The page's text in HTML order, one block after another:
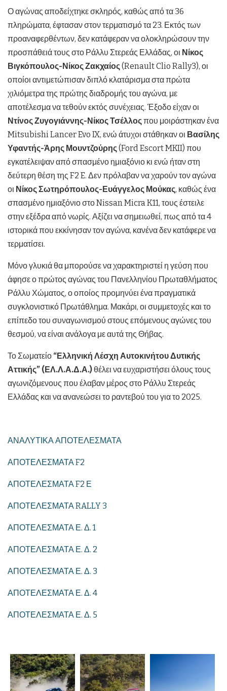
Ο αγώνας αποδείχτηκε σκληρός, καθώς από τα 36
πληρώματα, έφτασαν στον τερματισμό τα 23. Εκτός των
προαναφερθέντων, δεν κατάφεραν να ολοκληρώσουν την
προσπάθειά τους στο Ράλλυ Στερεάς Ελλάδας, οι Νίκος
Βιγκόπουλος-Νίκος Ζακχαίος(Renault Clio Rally3), οι
οποίοι αντιμετώπισαν διπλό κλατάρισμα στα πρώτα
χιλιόμετρα της πρώτης διαδρομής του αγώνα, με
αποτέλεσμα να τεθούν εκτός συνέχειας. Έξοδο είχαν οι
Ντίνος Ζυγογιάννης-Νίκος Τσέλλοςπου μοιράστηκαν ένα
Mitsubishi Lancer Evo IX, ενώ άτυχοι στάθηκαν οι Βασίλης
Υφαντής-Άρης Μουντζούρης(Ford Escort MKII) που
εγκατέλειψαν από σπασμένο ημιαξόνιο κι ενώ ήταν στη
δεύτερη θέση της F2 E. Δεν πρόλαβαν να χαρούν τον αγώνα
οι Νίκος Σωτηρόπουλος-Ευάγγελος Μούκας, καθώς ένα
σπασμένο ημιαξόνιο στο Nissan Micra K11, τους έστειλε
στην εξέδρα από νωρίς. Αξίζει να σημειωθεί, πως από τα 4
ιστορικά που εκκίνησαν τον αγώνα, κανένα δεν κατάφερε να
τερματίσει.
Μόνο γλυκιά θα μπορούσε να χαρακτηριστεί η γεύση που
άφησε ο πρώτος αγώνας του Πανελληνίου Πρωταθλήματος
Ράλλυ Χώματος, ο οποίος προμηνύει ένα πραγματικά
συγκλονιστικό Πρωτάθλημα. Μακάρι, οι συμμετοχές και το
επίπεδο του συναγωνισμού στους επόμενους αγώνες του
θεσμού, να είναι ανάλογα με αυτά της Θήβας.
Το Σωματείο “Ελληνική Λέσχη Αυτοκινήτου Δυτικής
Αττικής” (ΕΛ.Λ.Α.Δ.Α.)θέλει να ευχαριστήσει όλους τους
αγωνιζόμενους που έλαβαν μέρος στο Ράλλυ Στερεάς
Ελλάδας και να ανανεώσει το ραντεβού του για το 2025.
ΑΝΑΛΥΤΙΚΑ ΑΠΟΤΕΛΕΣΜΑΤΑ
ΑΠΟΤΕΛΕΣΜΑΤΑ F2
ΑΠΟΤΕΛΕΣΜΑΤΑ F2 Ε
ΑΠΟΤΕΛΕΣΜΑΤΑ RALLY 3
ΑΠΟΤΕΛΕΣΜΑΤΑ Ε. Δ. 1
ΑΠΟΤΕΛΕΣΜΑΤΑ Ε. Δ. 2
ΑΠΟΤΕΛΕΣΜΑΤΑ Ε. Δ. 3
ΑΠΟΤΕΛΕΣΜΑΤΑ Ε. Δ. 4
ΑΠΟΤΕΛΕΣΜΑΤΑ Ε. Δ. 5